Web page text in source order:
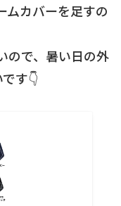
ムカバーを足すの
ので、暑い日の外
す👇